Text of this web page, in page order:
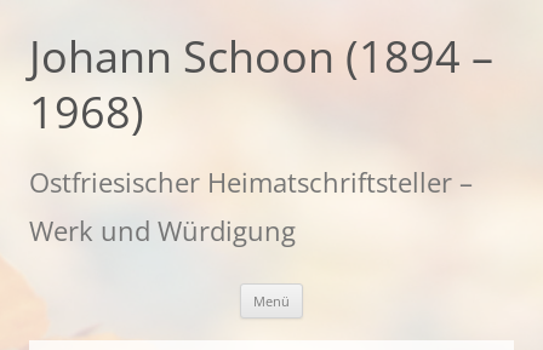
springen
Johann Schoon (1894 –
1968)
Ostfriesischer Heimatschriftsteller –
Werk und Würdigung
Menü